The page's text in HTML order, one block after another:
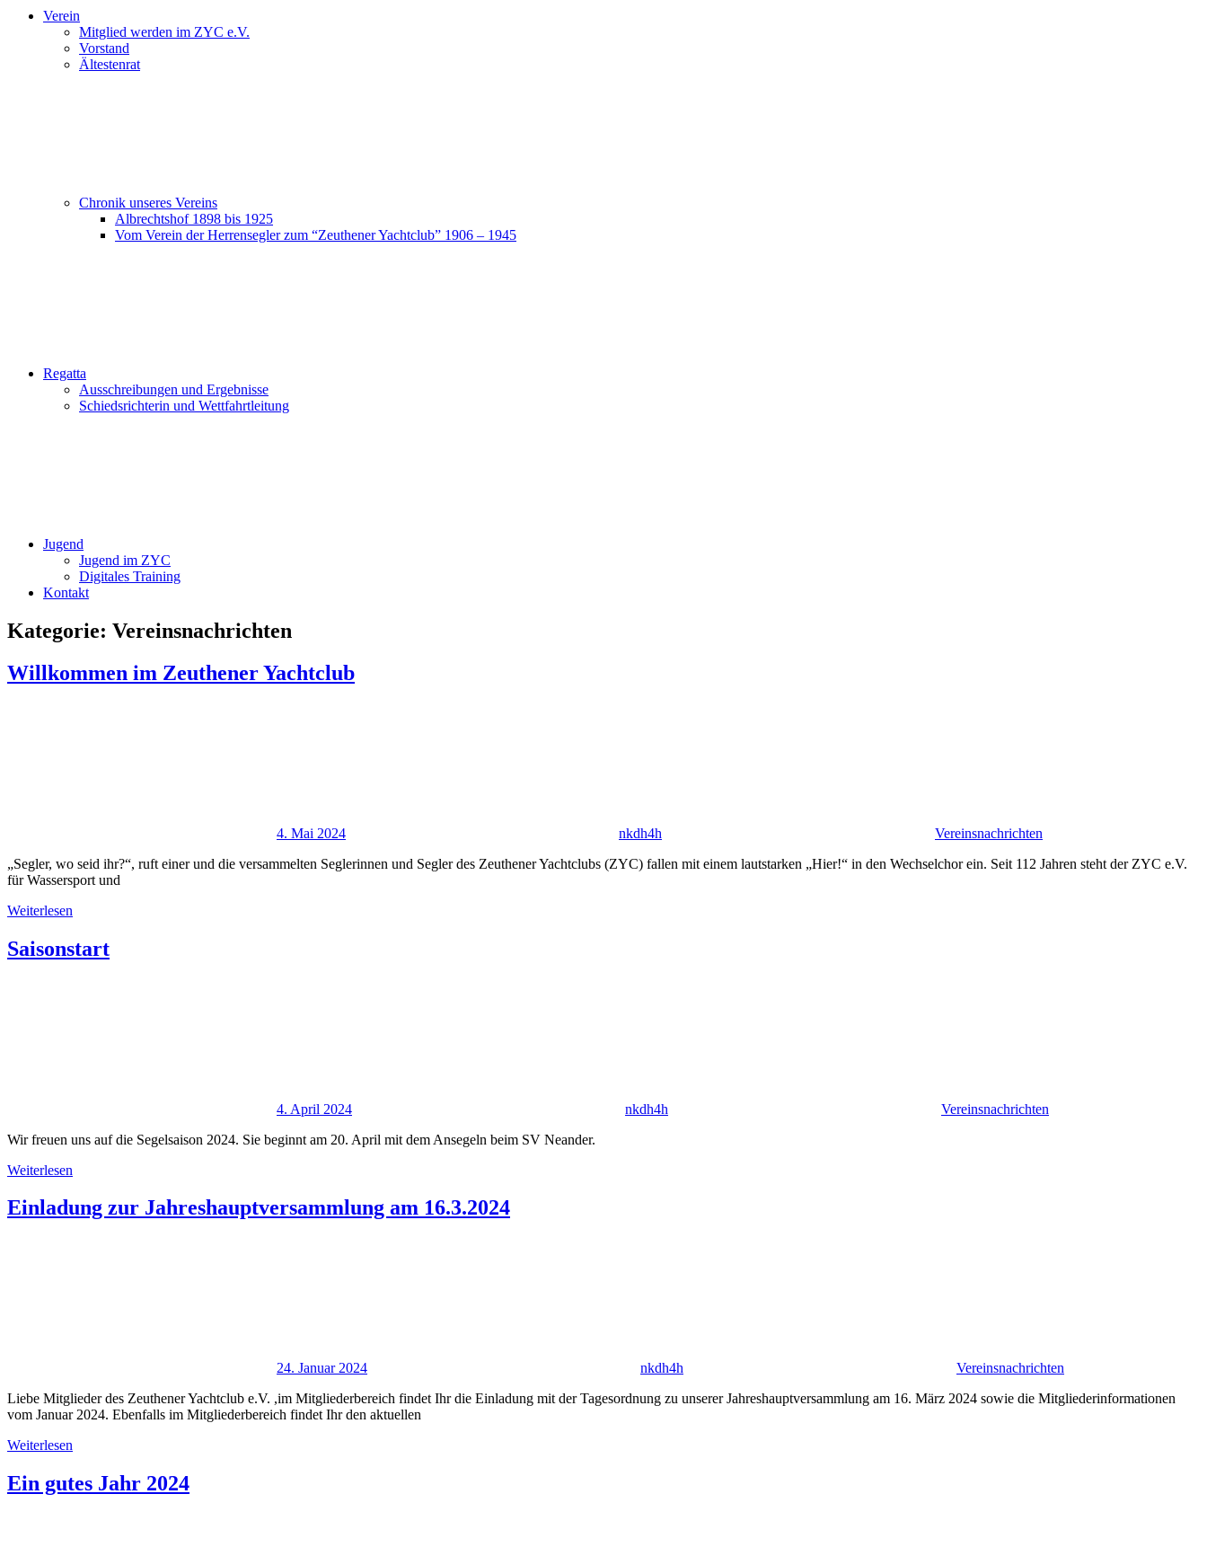
Verein
Mitglied werden im ZYC e.V.
Vorstand
Ältestenrat
Chronik unseres Vereins
Albrechtshof 1898 bis 1925
Vom Verein der Herrensegler zum “Zeuthener Yachtclub” 1906 – 1945
Regatta
Ausschreibungen und Ergebnisse
Schiedsrichterin und Wettfahrtleitung
Jugend
Jugend im ZYC
Digitales Training
Kontakt
Kategorie: Vereinsnachrichten
Willkommen im Zeuthener Yachtclub
4. Mai 2024 nkdh4h
Vereinsnachrichten
„Segler, wo seid ihr?“, ruft einer und die versammelten Seglerinnen und Segler des Zeuthener Yachtclubs (ZYC) fallen mit einem lautstarken „Hier!“ in den Wechselchor ein. Seit 112 Jahren steht der ZYC e.V.
für Wassersport und
Weiterlesen
Saisonstart
4. April 2024 nkdh4h
Vereinsnachrichten
Wir freuen uns auf die Segelsaison 2024. Sie beginnt am 20. April mit dem Ansegeln beim SV Neander.
Weiterlesen
Einladung zur Jahreshauptversammlung am 16.3.2024
24. Januar 2024 nkdh4h
Vereinsnachrichten
Liebe Mitglieder des Zeuthener Yachtclub e.V. ,im Mitgliederbereich findet Ihr die Einladung mit der Tagesordnung zu unserer Jahreshauptversammlung am 16. März 2024 sowie die Mitgliederinformationen
vom Januar 2024. Ebenfalls im Mitgliederbereich findet Ihr den aktuellen
Weiterlesen
Ein gutes Jahr 2024